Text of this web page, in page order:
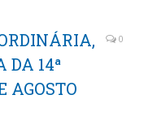
DA 14ª
AGOSTO
0